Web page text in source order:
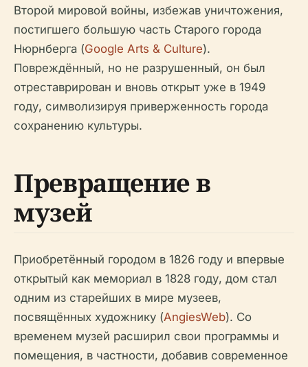
Второй мировой войны, избежав уничтожения,
постигшего большую часть Старого города
Нюрнберга (Google Arts & Culture).
Повреждённый, но не разрушенный, он был
отреставрирован и вновь открыт уже в 1949
году, символизируя приверженность города
сохранению культуры.
Превращение в
музей
Приобретённый городом в 1826 году и впервые
открытый как мемориал в 1828 году, дом стал
одним из старейших в мире музеев,
посвящённых художнику (AngiesWeb). Со
временем музей расширил свои программы и
помещения, в частности, добавив современное